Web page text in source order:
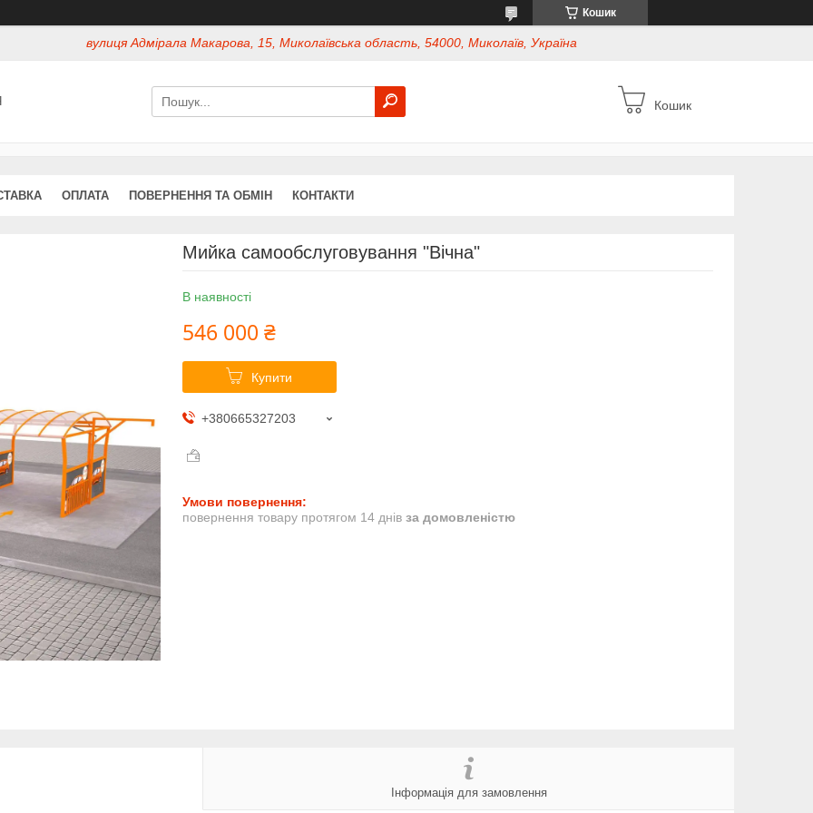
Кошик
вулиця Адмірала Макарова, 15, Миколаївська область, 54000, Миколаїв, Україна
Кошик
ОПЛАТА ПОВЕРНЕННЯ ТА ОБМІН КОНТАКТИ
Мийка самообслуговування "Вічна"
В наявності
546 000 ₴
Купити
+380665327203
повернення товару протягом 14 днів за домовленістю
Інформація для замовлення